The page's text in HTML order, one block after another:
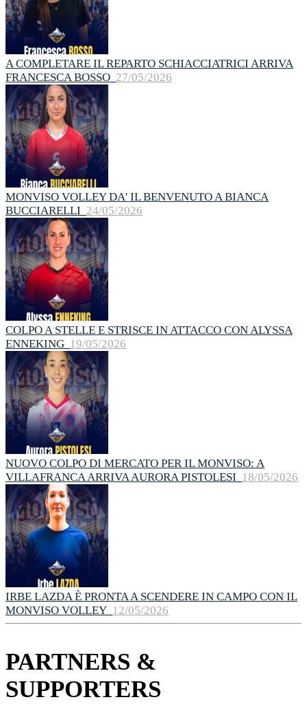
A COMPLETARE IL REPARTO SCHIACCIATRICI ARRIVA
FRANCESCA BOSSO 27/05/2026
MONVISO VOLLEY DA' IL BENVENUTO A BIANCA
BUCCIARELLI 24/05/2026
COLPO A STELLE E STRISCE IN ATTACCO CON ALYSSA
ENNEKING 19/05/2026
NUOVO COLPO DI MERCATO PER IL MONVISO: A
VILLAFRANCA ARRIVA AURORA PISTOLESI 18/05/2026
IRBE LAZDA È PRONTA A SCENDERE IN CAMPO CON IL
MONVISO VOLLEY 12/05/2026
PARTNERS &
SUPPORTERS